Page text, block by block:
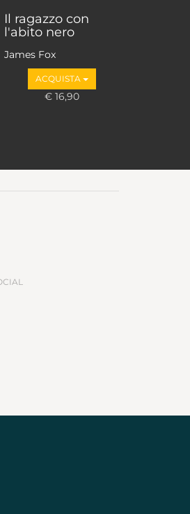
Il ragazzo con
l'abito nero
James Fox
ACQUISTA
€ 16,90